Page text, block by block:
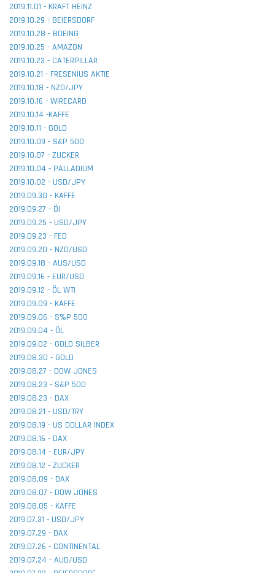
2019.11.01 - KRAFT HEINZ
2019.10.29 - BEIERSDORF
2019.10.28 - BOEING
2019.10.25 - AMAZON
2019.10.23 - CATERPILLAR
2019.10.21 - FRESENIUS AKTIE
2019.10.18 - NZD/JPY
2019.10.16 - WIRECARD
2019.10.14 -KAFFE
2019.10.11 - GOLD
2019.10.09 - S&P 500
2019.10.07 - ZUCKER
2019.10.04 - PALLADIUM
2019.10.02 - USD/JPY
2019.09.30 - KAFFE
2019.09.27 - Öl
2019.09.25 - USD/JPY
2019.09.23 - FED
2019.09.20 - NZD/USD
2019.09.18 - AUS/USD
2019.09.16 - EUR/USD
2019.09.12 - ÖL WTI
2019.09.09 - KAFFE
2019.09.06 - S%P 500
2019.09.04 - ÖL
2019.09.02 - GOLD SILBER
2019.08.30 - GOLD
2019.08.27 - DOW JONES
2019.08.23 - S&P 500
2019.08.23 - DAX
2019.08.21 - USD/TRY
2019.08.19 - US DOLLAR INDEX
2019.08.16 - DAX
2019.08.14 - EUR/JPY
2019.08.12 - ZUCKER
2019.08.09 - DAX
2019.08.07 - DOW JONES
2019.08.05 - KAFFE
2019.07.31 - USD/JPY
2019.07.29 - DAX
2019.07.26 - CONTINENTAL
2019.07.24 - AUD/USD